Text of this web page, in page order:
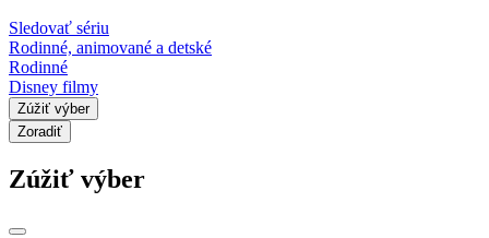
Sledovať sériu
Rodinné, animované a detské
Rodinné
Disney filmy
Zúžiť výber
Zoradiť
Zúžiť výber